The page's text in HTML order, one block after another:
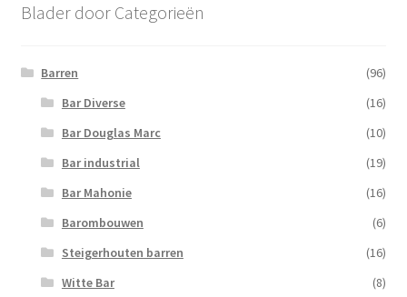
Blader door Categorieën
Barren
(96)
Bar Diverse
(16)
Bar Douglas Marc
(10)
Bar industrial
(19)
Bar Mahonie
(16)
Barombouwen
(6)
Steigerhouten barren
(16)
Witte Bar
(8)